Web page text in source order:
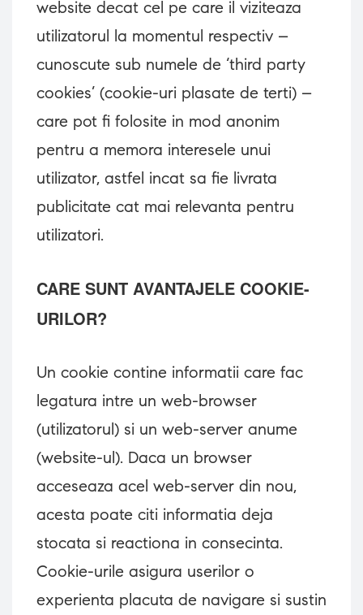
website decat cel pe care il viziteaza
utilizatorul la momentul respectiv –
cunoscute sub numele de ‘third party
cookies’ (cookie-uri plasate de terti) –
care pot fi folosite in mod anonim
pentru a memora interesele unui
utilizator, astfel incat sa fie livrata
publicitate cat mai relevanta pentru
utilizatori.
CARE SUNT AVANTAJELE COOKIE-
URILOR?
Un cookie contine informatii care fac
legatura intre un web-browser
(utilizatorul) si un web-server anume
(website-ul). Daca un browser
acceseaza acel web-server din nou,
acesta poate citi informatia deja
stocata si reactiona in consecinta.
Cookie-urile asigura userilor o
experienta placuta de navigare si sustin